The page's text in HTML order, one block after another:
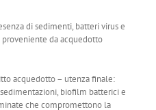
di sedimenti, batteri virus e
da acquedotto
acquedotto – utenza finale:
biofilm batterici e
che compromettono la